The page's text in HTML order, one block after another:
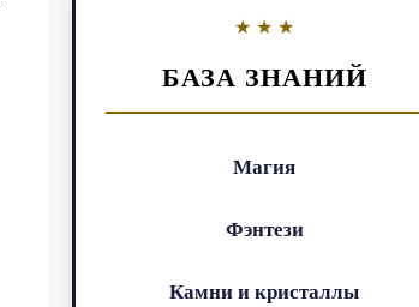
БАЗА ЗНАНИЙ
Магия
Фэнтези
Камни и кристаллы